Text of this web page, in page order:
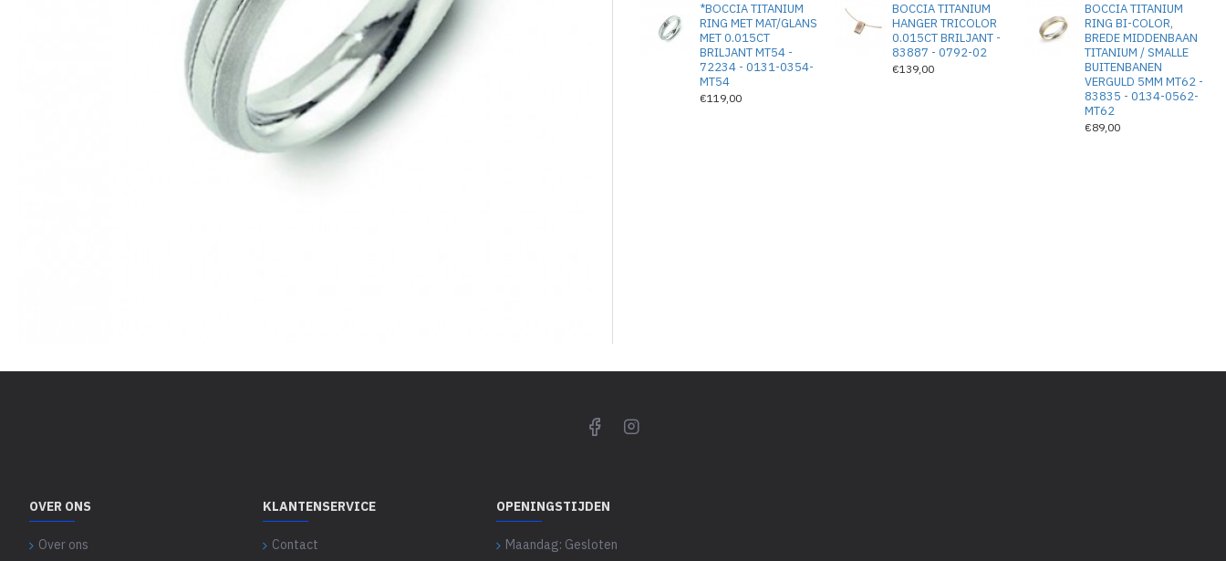
*BOCCIA TITANIUM
RING MET MAT/GLANS
MET 0.015CT
BRILJANT MT54 -
72234 - 0131-0354-
MT54
€119,00
BOCCIA TITANIUM
HANGER TRICOLOR
0.015CT BRILJANT -
83887 - 0792-02
€139,00
BOCCIA TITANIUM
RING BI-COLOR,
BREDE MIDDENBAAN
TITANIUM / SMALLE
BUITENBANEN
VERGULD 5MM MT62 -
83835 - 0134-0562-
MT62
€89,00
OVER ONS
Over ons
KLANTENSERVICE
Contact
OPENINGSTIJDEN
Maandag: Gesloten